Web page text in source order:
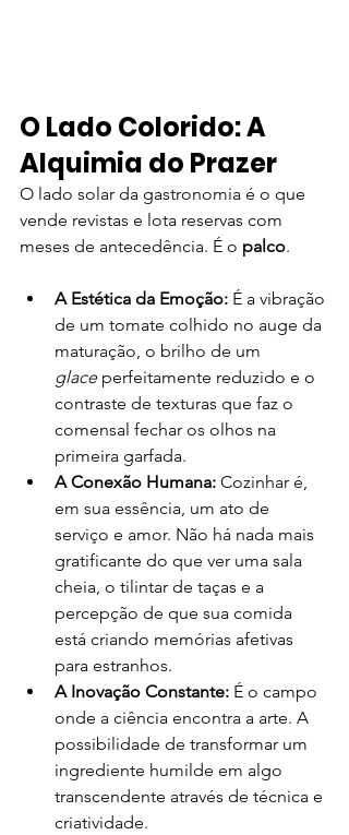
O Lado Colorido: A
Alquimia do Prazer
O lado solar da gastronomia é o que
vende revistas e lota reservas com
meses de antecedência. É o palco.
A Estética da Emoção: É a vibração
de um tomate colhido no auge da
maturação, o brilho de um
glace perfeitamente reduzido e o
contraste de texturas que faz o
comensal fechar os olhos na
primeira garfada.
A Conexão Humana: Cozinhar é,
em sua essência, um ato de
serviço e amor. Não há nada mais
gratificante do que ver uma sala
cheia, o tilintar de taças e a
percepção de que sua comida
está criando memórias afetivas
para estranhos.
A Inovação Constante: É o campo
onde a ciência encontra a arte. A
possibilidade de transformar um
ingrediente humilde em algo
transcendente através de técnica e
criatividade.